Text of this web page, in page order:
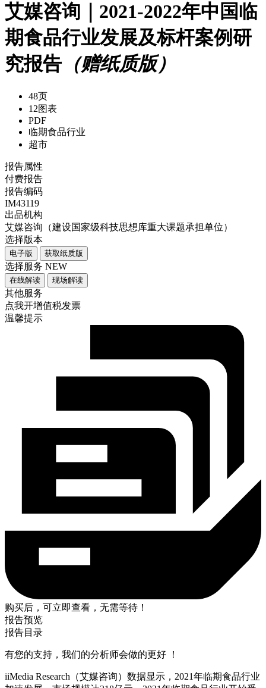
艾媒咨询｜2021-2022年中国临
期食品行业发展及标杆案例研
究报告 （赠纸质版）
48页
12图表
PDF
临期食品行业
超市
报告属性
付费报告
报告编码
IM43119
出品机构
艾媒咨询（建设国家级科技思想库重大课题承担单位）
选择版本
电子版 获取纸质版
选择服务 NEW
在线解读 现场解读
其他服务
点我开增值税发票
温馨提示
购买后，可立即查看，无需等待！
报告预览
报告目录
有您的支持，我们的分析师会做的更好 ！
iiMedia Research（艾媒咨询）数据显示，2021年临期食品行业